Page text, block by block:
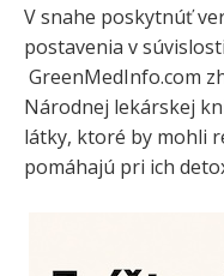
V snahe poskytnúť
postavenia v
GreenMedInfo.com
Národnej lekárskej
látky, ktoré by mohli
pomáhajú pri ich